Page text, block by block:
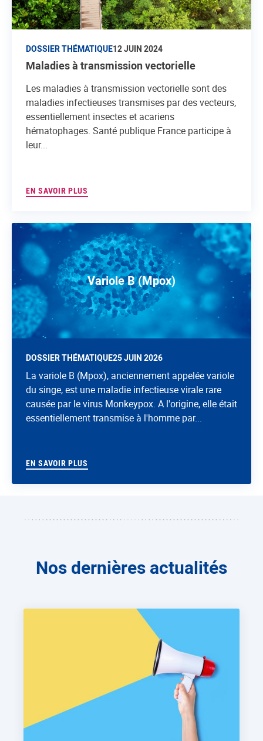
DOSSIER THÉMATIQUE12 JUIN 2024
Maladies à transmission vectorielle
Les maladies à transmission vectorielle sont des
maladies infectieuses transmises par des vecteurs,
essentiellement insectes et acariens
hématophages. Santé publique France participe à
leur...
EN SAVOIR PLUS
Variole B (Mpox)
DOSSIER THÉMATIQUE25 JUIN 2026
La variole B (Mpox), anciennement appelée variole
du singe, est une maladie infectieuse virale rare
causée par le virus Monkeypox. A l'origine, elle était
essentiellement transmise à l'homme par...
EN SAVOIR PLUS
Nos dernières actualités